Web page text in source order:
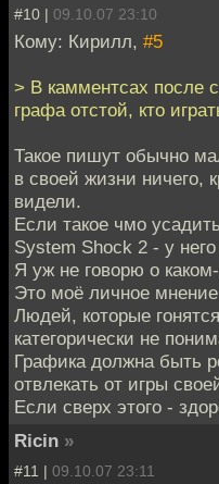
#10 | 09.10.07 23:10
Кому: Кирилл, #5
> В камментсах после
графа отстой, кто
Такое пишут обычно
в своей жизни ничего,
видели.
Если такое чмо
System Shock 2 - у
Я уж не говорю о
Это моё личное
Людей, которые
категорически не
Графика должна быть
отвлекать от игры
Если сверх этого -
Ricin »
#11 | 09.10.07 23:11